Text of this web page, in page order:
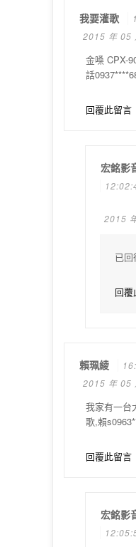
我要灌歌
2015 年 05
金嗓 CPX-
話
回覆此留言
宏銘影
2015
已回
回
賴珮綾
2015 年 05
我家有一台
歌,賴
回覆此留言
宏銘影